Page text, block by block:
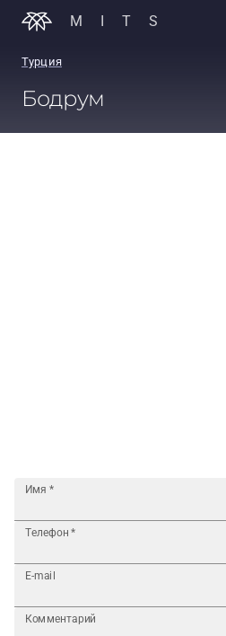
MITS
Турция
Бодрум
Имя *
Телефон *
E-mail
Комментарий